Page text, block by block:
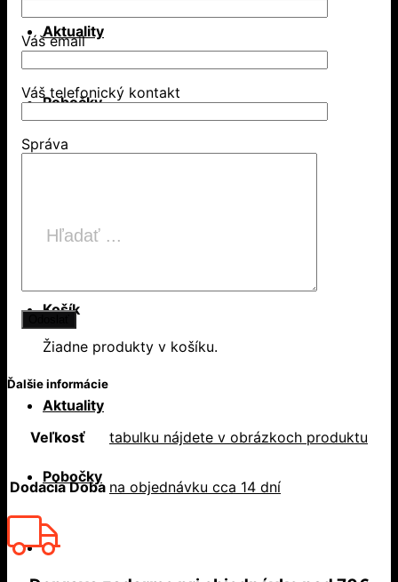
Aktuality
Pobočky
search
Košík
Žiadne produkty v košíku.
Aktuality
Pobočky
Váš email
Váš telefonický kontakt
Správa
Ďalšie informácie
Veľkosť tabulku nájdete v obrázkoch produktu
Dodacia Doba na objednávku cca 14 dní